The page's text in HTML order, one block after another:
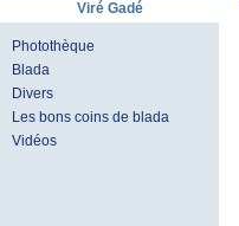
Viré Gadé
Photothèque
Blada
Divers
Les bons coins de blada
Vidéos